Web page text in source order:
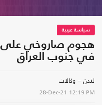
سياسة عربية
هجوم صاروخي على
في جنوب العراق
لندن – وكالات
28-Dec-21 12:19 PM